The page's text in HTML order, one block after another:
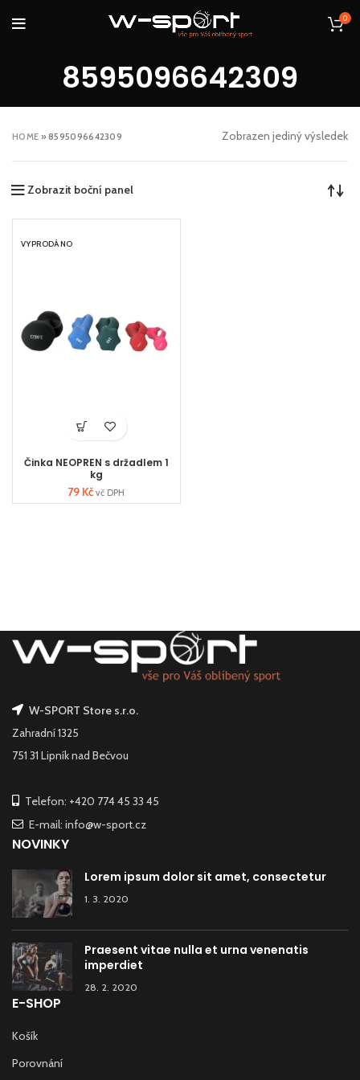
0
8595096642309
HOME »8595096642309 Zobrazen jediný výsledek
Zobrazit boční panel
VYPRODÁNO
Činka NEOPREN s držadlem 1
kg
79 Kč vč DPH
W-SPORT Store s.r.o.
Zahradní 1325
751 31 Lipník nad Bečvou
Telefon: +420 774 45 33 45
E-mail: info@w-sport.cz
NOVINKY
Lorem ipsum dolor sit amet, consectetur
1. 3. 2020
Praesent vitae nulla et urna venenatis
imperdiet
28. 2. 2020
E-SHOP
Košík
Porovnání